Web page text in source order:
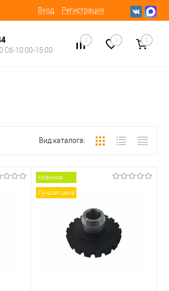
Вход Регистрация
Сб-10:00-15:00
0 0 0
Вид каталога:
Новинка
Лучшая цена